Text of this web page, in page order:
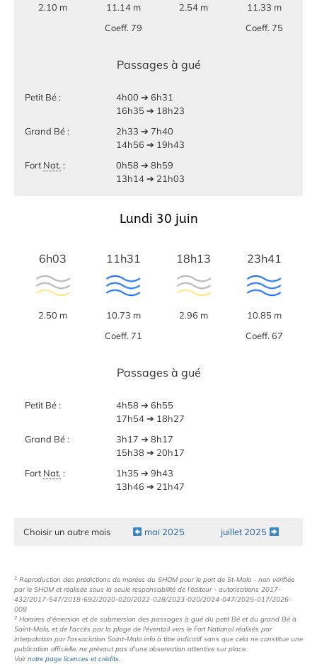
2.10 m
11.14 m
Coeff. 79
2.54 m
11.33 m
Coeff. 75
Passages à gué
Petit Bé :
4h00 ➔ 6h31
16h35 ➔ 18h23
Grand Bé :
2h33 ➔ 7h40
14h56 ➔ 19h43
Fort Nat. :
0h58 ➔ 8h59
13h14 ➔ 21h03
Lundi 30 juin
6h03
2.50 m
11h31
10.73 m
Coeff. 71
18h13
2.96 m
23h41
10.85 m
Coeff. 67
Passages à gué
Petit Bé :
4h58 ➔ 6h55
17h54 ➔ 18h27
Grand Bé :
3h17 ➔ 8h17
15h38 ➔ 20h17
Fort Nat. :
1h35 ➔ 9h43
13h46 ➔ 21h47
Choisir un autre mois mai 2025 juillet 2025
1 Reproduction des prédictions de marées du SHOM pour le port de St-Malo - non vérifiée
par le SHOM et réalisée sous la seule responsabilité de l’éditeur - autorisations 2017-
432/2017-547/2018-692/2020-020/2022-028/2023-020/2024-047/2025-017/2026-
008
2 Horaires d'émersion et de submersion des passages à gué du petit Bé et du grand Bé à
Saint-Malo, et de l'accès par la plage de l'éventail vers le Fort National réalisés par
interpolation par l'association Saint-Malo info à titre indicatif sans que cela ne constitue une
publication officielle, ne prévaut pas d'une observation attentive sur place.
Voirnotre page licences et crédits